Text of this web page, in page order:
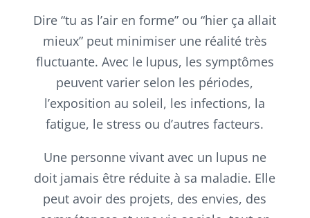
Dire “tu as l’air en forme” ou “hier ça allait
mieux” peut minimiser une réalité très
fluctuante. Avec le lupus, les symptômes
peuvent varier selon les périodes,
l’exposition au soleil, les infections, la
fatigue, le stress ou d’autres facteurs.
Une personne vivant avec un lupus ne
doit jamais être réduite à sa maladie. Elle
peut avoir des projets, des envies, des